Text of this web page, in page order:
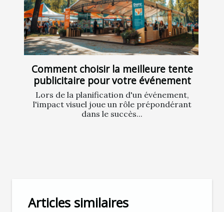
Comment choisir la meilleure tente
publicitaire pour votre événement
Lors de la planification d'un événement,
l'impact visuel joue un rôle prépondérant
dans le succès...
Articles similaires